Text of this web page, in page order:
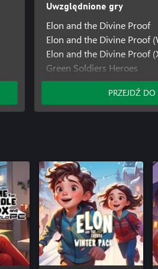
Uwzględnione gry
Elon and the Divine Proof
Elon and the Divine Proof
Elon and the Divine Proof
Green Soldiers Heroes
Green Soldiers Heroes
Green Soldiers Heroes:
Prison of Illusion
SHMUP Mania (Windows)
Super Snake Block DX
Super Snake Block DX
PRZEJDŹ DO